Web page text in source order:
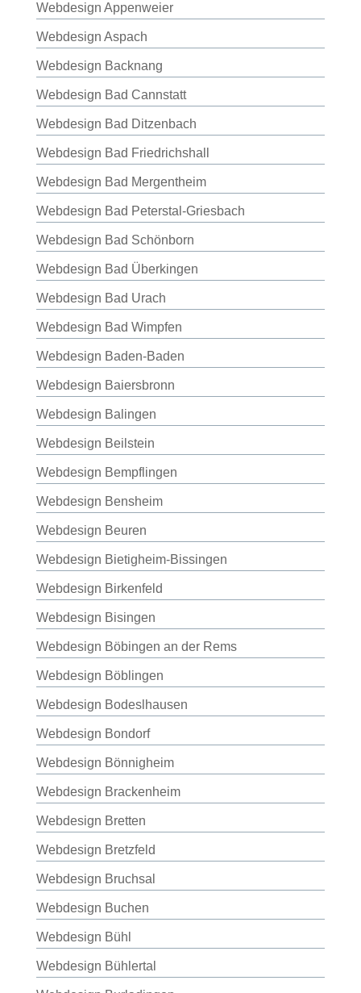
Webdesign Appenweier
Webdesign Aspach
Webdesign Backnang
Webdesign Bad Cannstatt
Webdesign Bad Ditzenbach
Webdesign Bad Friedrichshall
Webdesign Bad Mergentheim
Webdesign Bad Peterstal-Griesbach
Webdesign Bad Schönborn
Webdesign Bad Überkingen
Webdesign Bad Urach
Webdesign Bad Wimpfen
Webdesign Baden-Baden
Webdesign Baiersbronn
Webdesign Balingen
Webdesign Beilstein
Webdesign Bempflingen
Webdesign Bensheim
Webdesign Beuren
Webdesign Bietigheim-Bissingen
Webdesign Birkenfeld
Webdesign Bisingen
Webdesign Böbingen an der Rems
Webdesign Böblingen
Webdesign Bodeslhausen
Webdesign Bondorf
Webdesign Bönnigheim
Webdesign Brackenheim
Webdesign Bretten
Webdesign Bretzfeld
Webdesign Bruchsal
Webdesign Buchen
Webdesign Bühl
Webdesign Bühlertal